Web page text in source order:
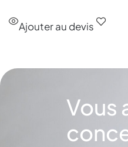
Ajouter au devis
Vous